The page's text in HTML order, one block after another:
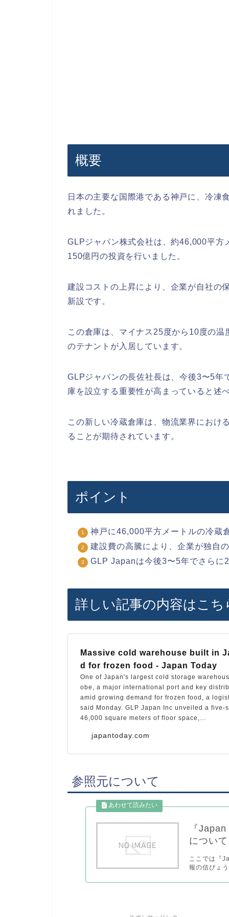
概要
日本の主要な国際港である神戸に、冷凍
れました。
GLPジャパン株式会社は、約46,000平方
150億円の投資を行いました。
建設コストの上昇により、企業が自社の
新設です。
この倉庫は、マイナス25度から10度の
のテナントが入居しています。
GLPジャパンの長佐社長は、今後3〜5年
庫を設立する重要性が高まっていると述
この新しい冷蔵倉庫は、物流業界におけ
ることが期待されています。
ポイント
神戸に46,000平方メートルの冷蔵
建設費の高騰により、企業が独自
GLP Japanは今後3〜5年でさらに
詳しい記事の内容はこち
japantoday.com
Massive cold warehouse built in
d for frozen food - Japan Today
One of Japan's largest cold storage
obe, a major international port and key
amid growing demand for frozen food, a
said Monday. GLP Japan Inc unveiled a
46,000 square meters of floor space,…
参照元について
『
について
ここでは『
報の信ぴょ